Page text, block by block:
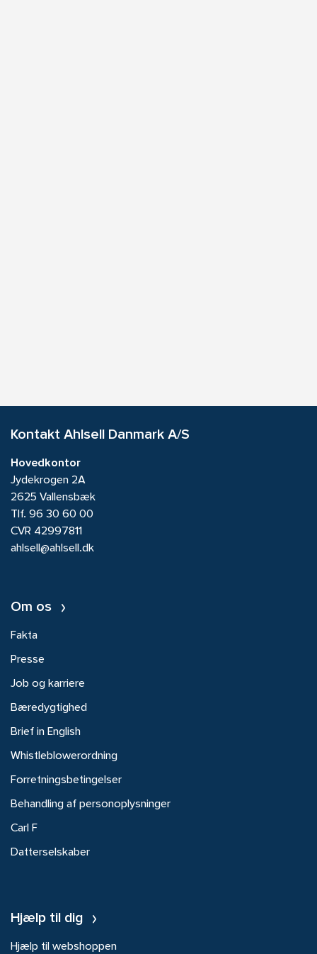
Kontakt Ahlsell Danmark A/S
Hovedkontor
Jydekrogen 2A
2625 Vallensbæk
Tlf. 96 30 60 00
CVR 42997811
ahlsell@ahlsell.dk
Om os
Fakta
Presse
Job og karriere
Bæredygtighed
Brief in English
Whistleblowerordning
Forretningsbetingelser
Behandling af personoplysninger
Carl F
Datterselskaber
Hjælp til dig
Hjælp til webshoppen